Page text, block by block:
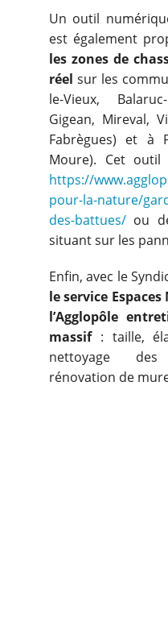
Un outil
est également
les zones de
réel sur les
le-Vieux,
Gigean, Mireval,
Fabrègues) et à
Moure). Cet outil
https://
pour-la-nature/
des-battues/ ou
situant sur les
Enfin, avec le
le service
l’Agglopôle
massif: taille,
nettoyage
rénovation de